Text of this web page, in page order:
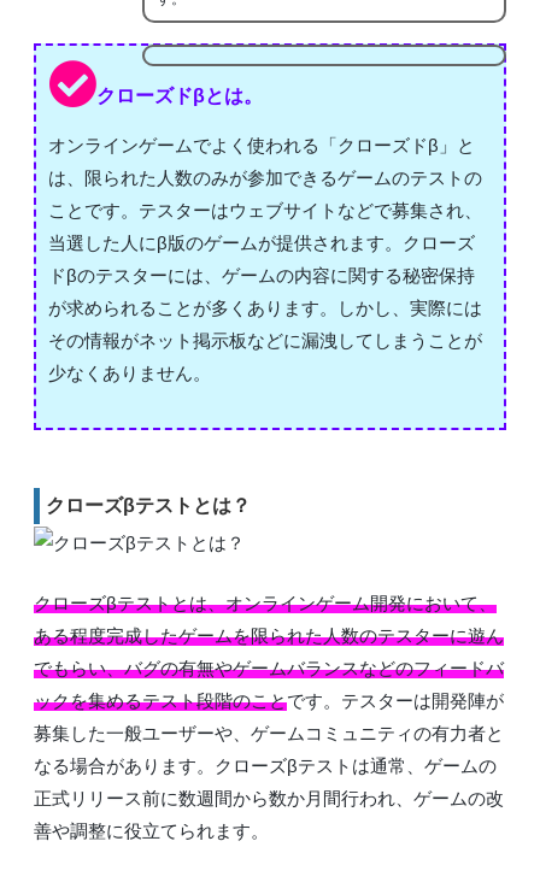
クローズドβとは。
オンラインゲームでよく使われる「クローズドβ」と
は、限られた人数のみが参加できるゲームのテストの
ことです。テスターはウェブサイトなどで募集され、
当選した人にβ版のゲームが提供されます。クローズ
ドβのテスターには、ゲームの内容に関する秘密保持
が求められることが多くあります。しかし、実際には
その情報がネット掲示板などに漏洩してしまうことが
少なくありません。
クローズβテストとは？
クローズβテストとは、オンラインゲーム開発において、
ある程度完成したゲームを限られた人数のテスターに遊ん
でもらい、バグの有無やゲームバランスなどのフィードバ
ックを集めるテスト段階のことです。テスターは開発陣が
募集した一般ユーザーや、ゲームコミュニティの有力者と
なる場合があります。クローズβテストは通常、ゲームの
正式リリース前に数週間から数か月間行われ、ゲームの改
善や調整に役立てられます。